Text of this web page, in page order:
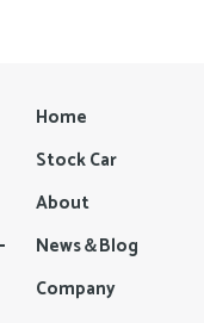
Home
Stock Car
About
News＆Blog
Company